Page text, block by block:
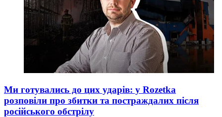
Ми готувались до цих ударів: у Rozetka
розповіли про збитки та постраждалих після
російського обстрілу